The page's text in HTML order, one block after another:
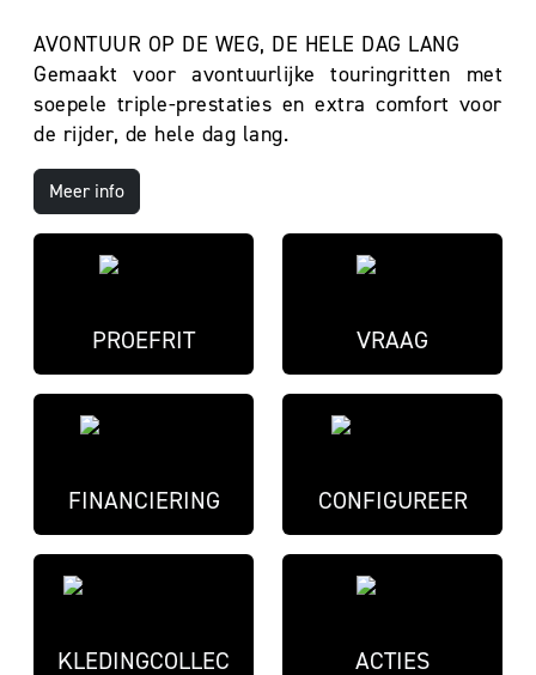
AVONTUUR OP DE WEG, DE HELE DAG LANG
Gemaakt voor avontuurlijke touringritten met
soepele triple-prestaties en extra comfort voor
de rijder, de hele dag lang.
Meer info
PROEFRIT VRAAG
FINANCIERING CONFIGUREER
KLEDINGCOLLEC
ACTIES